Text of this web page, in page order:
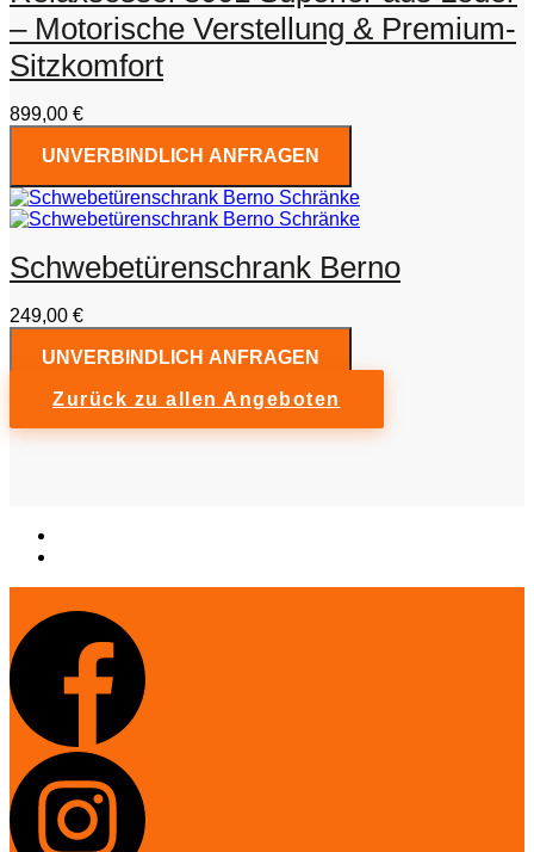
– Motorische Verstellung & Premium-
Sitzkomfort
899,00 €
UNVERBINDLICH ANFRAGEN
Schwebetürenschrank Berno
249,00 €
UNVERBINDLICH ANFRAGEN
Zurück zu allen Angeboten